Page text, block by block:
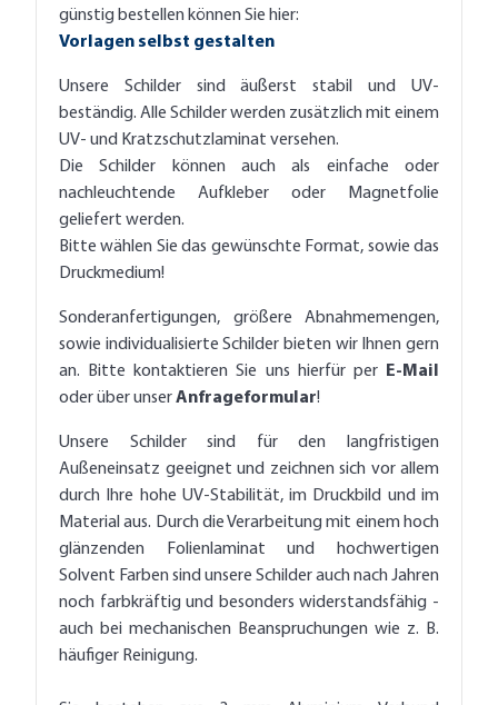
günstig bestellen können Sie hier:
Vorlagen selbst gestalten
Unsere Schilder sind äußerst stabil und UV-
beständig. Alle Schilder werden zusätzlich mit einem
UV- und Kratzschutzlaminat versehen.
Die Schilder können auch als einfache oder
nachleuchtende Aufkleber oder Magnetfolie
geliefert werden.
Bitte wählen Sie das gewünschte Format, sowie das
Druckmedium!
Sonderanfertigungen, größere Abnahmemengen,
sowie individualisierte Schilder bieten wir Ihnen gern
an. Bitte kontaktieren Sie uns hierfür per E-Mail
oder über unserAnfrageformular!
Unsere Schilder sind für den langfristigen
Außeneinsatz geeignet und zeichnen sich vor allem
durch Ihre hohe UV-Stabilität, im Druckbild und im
Material aus. Durch die Verarbeitung mit einem hoch
glänzenden Folienlaminat und hochwertigen
Solvent Farben sind unsere Schilder auch nach Jahren
noch farbkräftig und besonders widerstandsfähig -
auch bei mechanischen Beanspruchungen wie z. B.
häufiger Reinigung.